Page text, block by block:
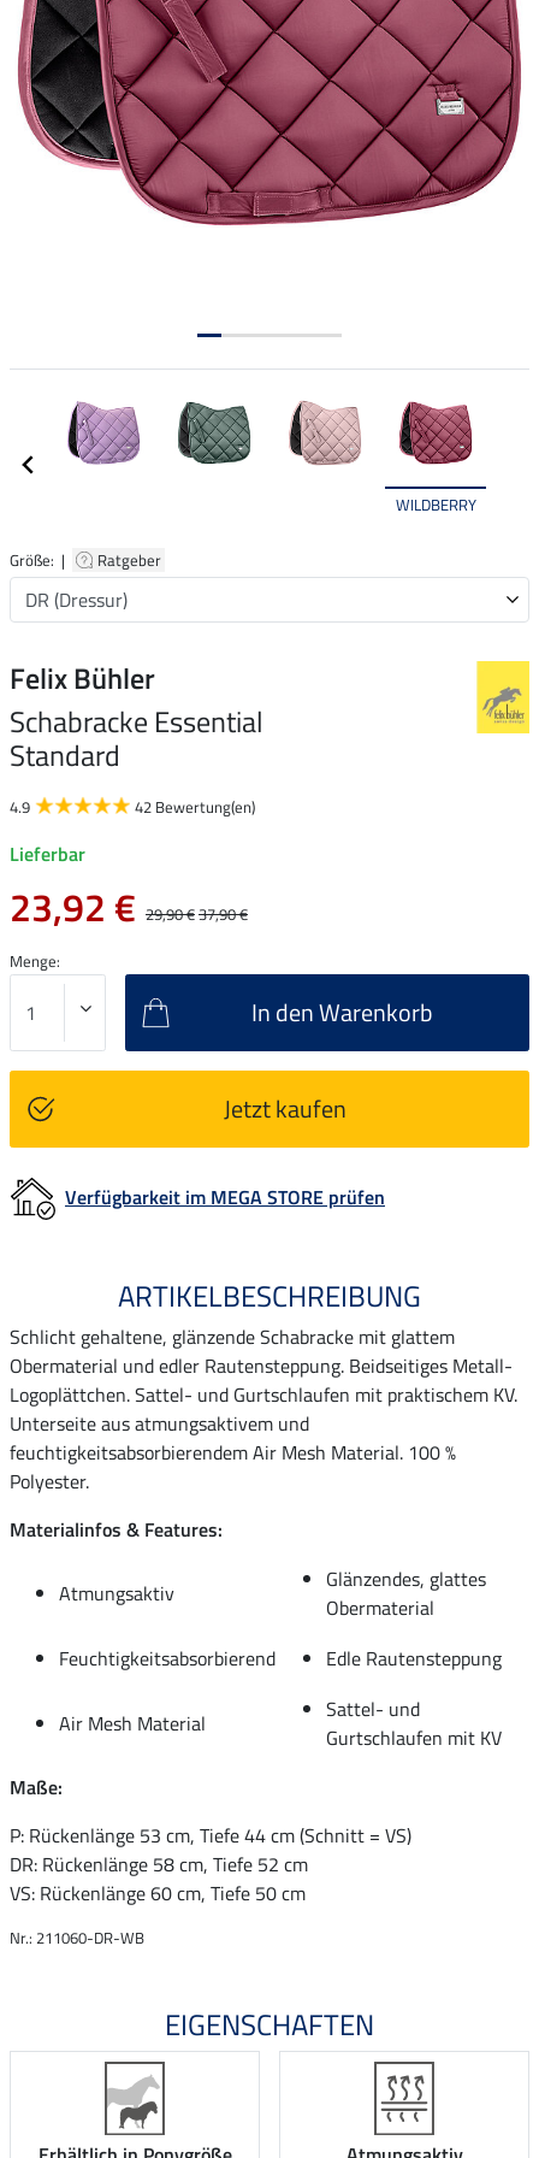
WILDBERRY
Größe: | Ratgeber
Felix Bühler
Schabracke Essential
Standard
4.9 42 Bewertung(en)
Lieferbar
23,92 € 29,90 €37,90 €
Menge:
In den Warenkorb
Jetzt kaufen
Verfügbarkeit im MEGA STORE prüfen
ARTIKELBESCHREIBUNG
Schlicht gehaltene, glänzende Schabracke mit glattem
Obermaterial und edler Rautensteppung. Beidseitiges Metall-
Logoplättchen. Sattel- und Gurtschlaufen mit praktischem KV.
Unterseite aus atmungsaktivem und
feuchtigkeitsabsorbierendem Air Mesh Material. 100 %
Polyester.
Materialinfos & Features:
Atmungsaktiv
Glänzendes, glattes
Obermaterial
Feuchtigkeitsabsorbierend
Edle Rautensteppung
Air Mesh Material
Sattel- und
Gurtschlaufen mit KV
Maße:
P: Rückenlänge 53 cm, Tiefe 44 cm (Schnitt = VS)
DR: Rückenlänge 58 cm, Tiefe 52 cm
VS: Rückenlänge 60 cm, Tiefe 50 cm
Nr.: 211060-DR-WB
EIGENSCHAFTEN